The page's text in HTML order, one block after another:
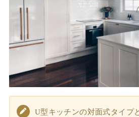
U型キッチンの対面式タイプ